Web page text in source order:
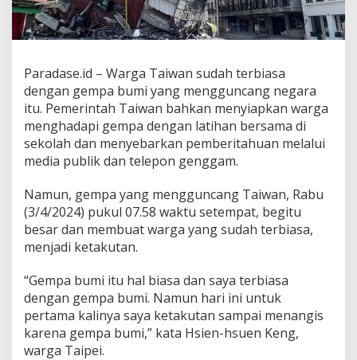
Paradase.id – Warga Taiwan sudah terbiasa
dengan gempa bumi yang mengguncang negara
itu. Pemerintah Taiwan bahkan menyiapkan warga
menghadapi gempa dengan latihan bersama di
sekolah dan menyebarkan pemberitahuan melalui
media publik dan telepon genggam.
Namun, gempa yang mengguncang Taiwan, Rabu
(3/4/2024) pukul 07.58 waktu setempat, begitu
besar dan membuat warga yang sudah terbiasa,
menjadi ketakutan.
“Gempa bumi itu hal biasa dan saya terbiasa
dengan gempa bumi. Namun hari ini untuk
pertama kalinya saya ketakutan sampai menangis
karena gempa bumi,” kata Hsien-hsuen Keng,
warga Taipei.